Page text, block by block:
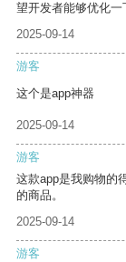
望开发者能够优化一
2025-09-14
游客
这个是app神器
2025-09-14
游客
这款app是我购物的
的商品。
2025-09-14
游客